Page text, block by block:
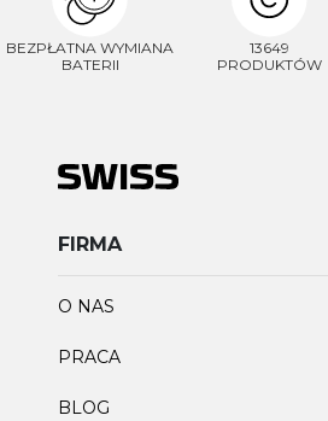
BEZPŁATNA WYMIANA
BATERII
13649
PRODUKTÓW
FIRMA
O NAS
PRACA
BLOG